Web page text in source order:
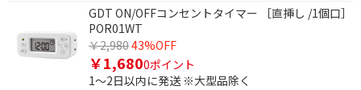
GDT ON/OFFコンセントタイマー ［直挿し /1個口］
POR01WT
￥2,98043%OFF
￥1,6800ポイント
1～2日以内に発送 ※大型品除く
フリーワードで絞り込む